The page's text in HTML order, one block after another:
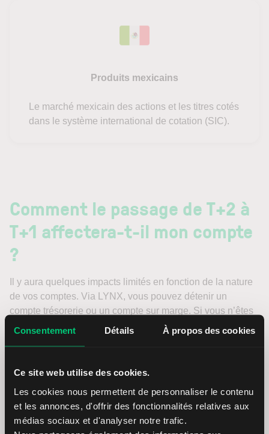
Consentement Détails À propos des cookies
Ce site web utilise des cookies.
Les cookies nous permettent de personnaliser le contenu
et les annonces, d'offrir des fonctionnalités relatives aux
médias sociaux et d'analyser notre trafic.
Produits mexicains
Le marché mexicain des actions et les titres cotés
dans le système international de cotation (SIC).
Comment le passage de T+2 à
T+1 affectera-t-il mon compte
?
Il y aura quelques impacts limités en fonction de la nature
de vos comptes. Via LYNX, vous pouvez détenir un
compte trésorerie ou un compte sur marge. Si vous n’êtes
pas sûr du type de compte que vous détenez via LYNX,
Compte trésorerie :